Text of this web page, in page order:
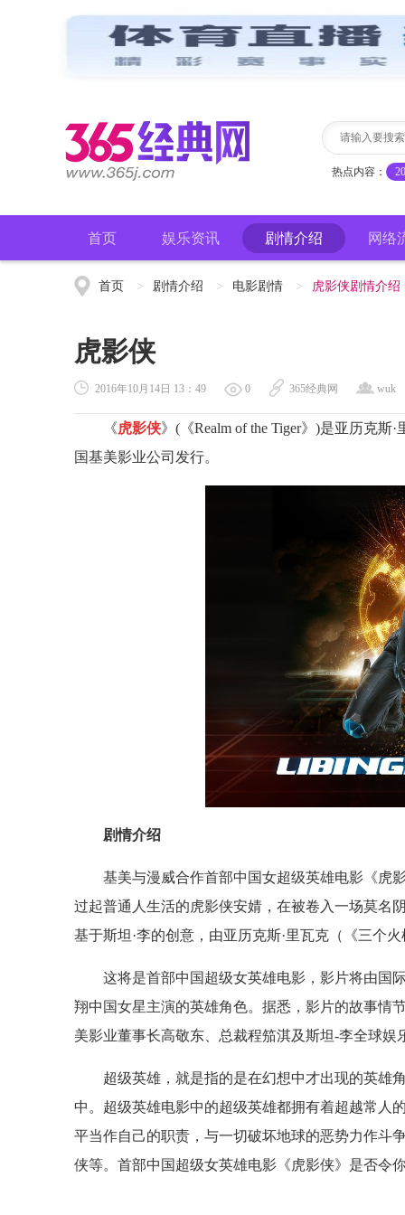
热点内容：
首页 娱乐资讯 剧情介绍 网络
首页 > 剧情介绍 > 电影剧情 > 虎影侠剧情介绍
虎影侠
2016年10月14日 13：49 0 365经典网 wuk
《虎影侠》(《Realm of the Tiger》)是亚历克
国基美影业公司发行。
剧情介绍
基美与漫威合作首部中国女超级英雄电影《虎
过起普通人生活的虎影侠安婧，在被卷入一场莫名
基于斯坦·李的创意，由亚历克斯·里瓦克（《三个
这将是首部中国超级女英雄电影，影片将由国
翔中国女星主演的英雄角色。据悉，影片的故事情
美影业董事长高敬东、总裁程笳淇及斯坦-李全球娱
超级英雄，就是指的是在幻想中才出现的英雄
中。超级英雄电影中的超级英雄都拥有着超越常人
平当作自己的职责，与一切破坏地球的恶势力作斗
侠等。首部中国超级女英雄电影《虎影侠》是否令